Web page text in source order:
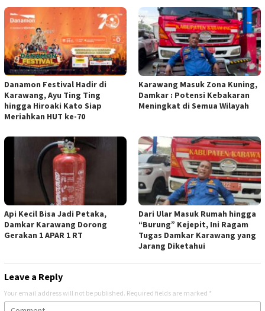
Danamon Festival Hadir di
Karawang, Ayu Ting Ting
hingga Hiroaki Kato Siap
Meriahkan HUT ke-70
Karawang Masuk Zona Kuning,
Damkar : Potensi Kebakaran
Meningkat di Semua Wilayah
Api Kecil Bisa Jadi Petaka,
Damkar Karawang Dorong
Gerakan 1 APAR 1 RT
Dari Ular Masuk Rumah hingga
“Burung” Kejepit, Ini Ragam
Tugas Damkar Karawang yang
Jarang Diketahui
Leave a Reply
Your email address will not be published. Required fields are marked *